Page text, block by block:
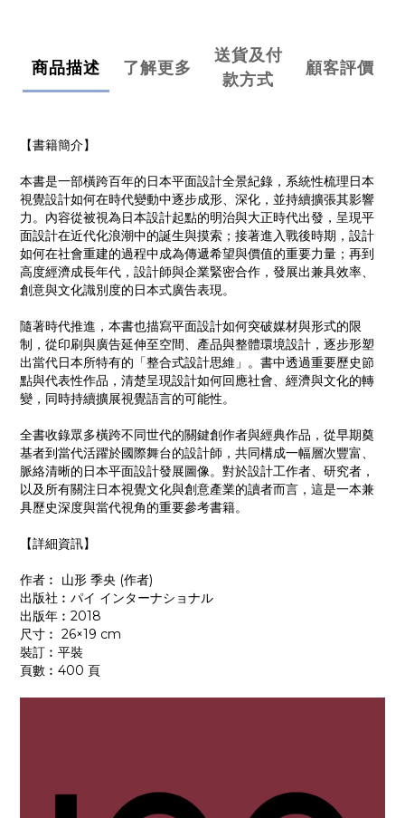
商品描述 了解更多
送貨及付
款方式
顧客評價
【書籍簡介】
本書是一部橫跨百年的日本平面設計全景紀錄，系統性梳理日本
視覺設計如何在時代變動中逐步成形、深化，並持續擴張其影響
力。內容從被視為日本設計起點的明治與大正時代出發，呈現平
面設計在近代化浪潮中的誕生與摸索；接著進入戰後時期，設計
如何在社會重建的過程中成為傳遞希望與價值的重要力量；再到
高度經濟成長年代，設計師與企業緊密合作，發展出兼具效率、
創意與文化識別度的日本式廣告表現。
隨著時代推進，本書也描寫平面設計如何突破媒材與形式的限
制，從印刷與廣告延伸至空間、產品與整體環境設計，逐步形塑
出當代日本所特有的「整合式設計思維」。書中透過重要歷史節
點與代表性作品，清楚呈現設計如何回應社會、經濟與文化的轉
變，同時持續擴展視覺語言的可能性。
全書收錄眾多橫跨不同世代的關鍵創作者與經典作品，從早期奠
基者到當代活躍於國際舞台的設計師，共同構成一幅層次豐富、
脈絡清晰的日本平面設計發展圖像。對於設計工作者、研究者，
以及所有關注日本視覺文化與創意產業的讀者而言，這是一本兼
具歷史深度與當代視角的重要參考書籍。
【詳細資訊】
作者︰ 山形 季央 (作者)
出版社︰パイ インターナショナル
出版年︰2018
尺寸︰ 26×19 cm
裝訂︰平裝
頁數︰400 頁